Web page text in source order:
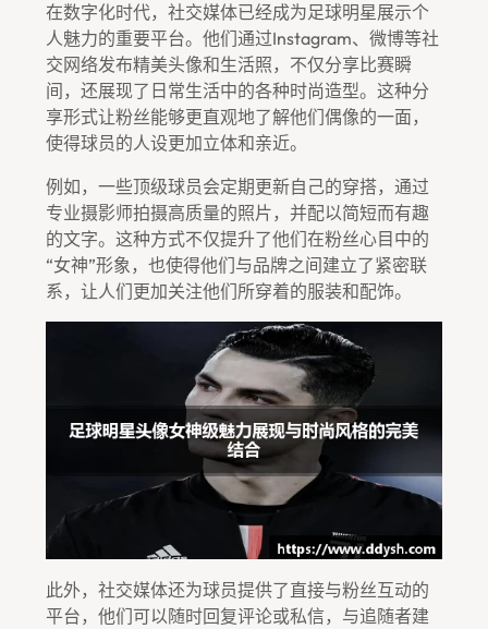
在数字化时代，社交媒体已经成为足球明星展示个
人魅力的重要平台。他们通过Instagram、微博等社
交网络发布精美头像和生活照，不仅分享比赛瞬
间，还展现了日常生活中的各种时尚造型。这种分
享形式让粉丝能够更直观地了解他们偶像的一面，
使得球员的人设更加立体和亲近。
例如，一些顶级球员会定期更新自己的穿搭，通过
专业摄影师拍摄高质量的照片，并配以简短而有趣
的文字。这种方式不仅提升了他们在粉丝心目中的
“女神”形象，也使得他们与品牌之间建立了紧密联
系，让人们更加关注他们所穿着的服装和配饰。
此外，社交媒体还为球员提供了直接与粉丝互动的
平台，他们可以随时回复评论或私信，与追随者建